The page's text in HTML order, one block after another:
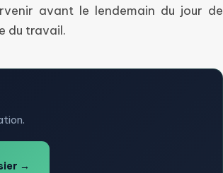
avant le lendemain du jour de
du travail.
→